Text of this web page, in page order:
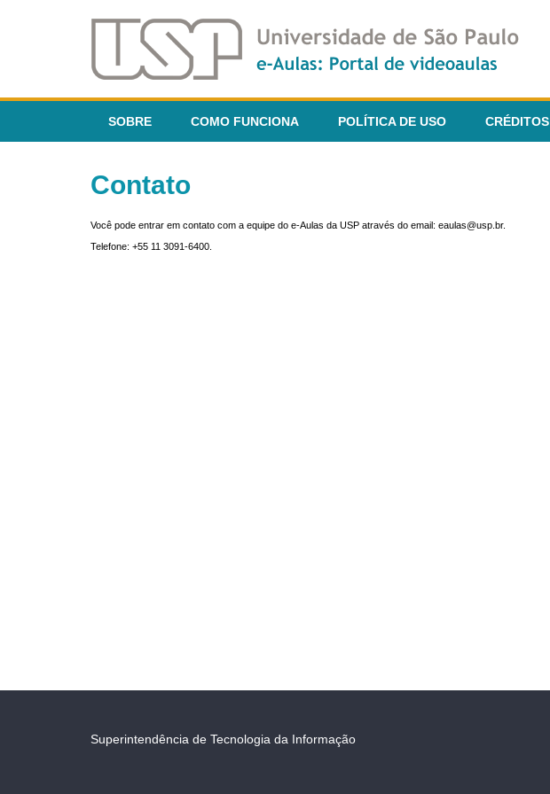
SOBRE COMO FUNCIONA POLÍTICA DE USO CRÉDITOS
Contato
Você pode entrar em contato com a equipe do e-Aulas da USP através do email: eaulas@usp.br.
Telefone: +55 11 3091-6400.
Superintendência de Tecnologia da Informação